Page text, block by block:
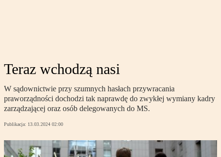
Teraz wchodzą nasi
W sądownictwie przy szumnych hasłach przywracania
praworządności dochodzi tak naprawdę do zwykłej wymiany kadry
zarządzającej oraz osób delegowanych do MS.
Publikacja: 13.03.2024 02:00